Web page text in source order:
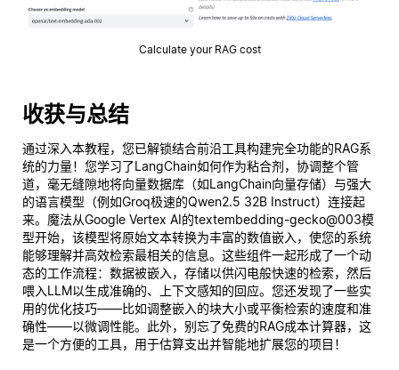
Calculate your RAG cost
收获与总结
通过深入本教程，您已解锁结合前沿工具构建完全功能的RAG系
统的力量！您学习了LangChain如何作为粘合剂，协调整个管
道，毫无缝隙地将向量数据库（如LangChain向量存储）与强大
的语言模型（例如Groq极速的Qwen2.5 32B Instruct）连接起
来。魔法从Google Vertex AI的textembedding-gecko@003模
型开始，该模型将原始文本转换为丰富的数值嵌入，使您的系统
能够理解并高效检索最相关的信息。这些组件一起形成了一个动
态的工作流程：数据被嵌入，存储以供闪电般快速的检索，然后
喂入LLM以生成准确的、上下文感知的回应。您还发现了一些实
用的优化技巧——比如调整嵌入的块大小或平衡检索的速度和准
确性——以微调性能。此外，别忘了免费的RAG成本计算器，这
是一个方便的工具，用于估算支出并智能地扩展您的项目！